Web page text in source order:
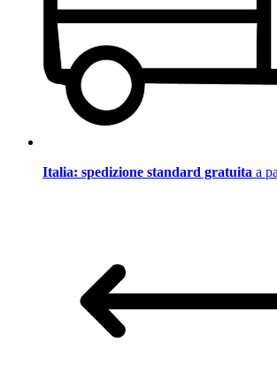
Italia: spedizione standard gratuita a